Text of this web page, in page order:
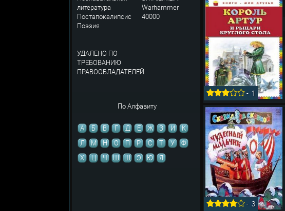
литература
Постапокалипсис
Поэзия
УДАЛЕНО ПО
ТРЕБОВАНИЮ
ПРАВООБЛАДАТЕЛЕЙ
Warhammer
40000
По Алфавиту
А Б В Г Д Е Ж З И
К
Л
М Н О П Р С Т У
Ф
Х
Ц Ч Ш Щ Э Ю Я
- 1
-3